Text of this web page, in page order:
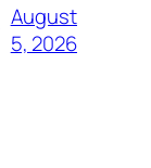
August
5, 2026